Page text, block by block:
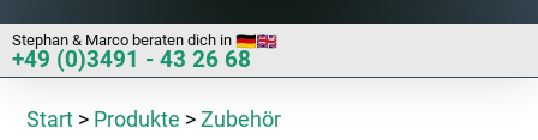
Stephan & Marco beraten dich in
+49 (0)3491 - 43 26 68
Start > Produkte >Zubehör